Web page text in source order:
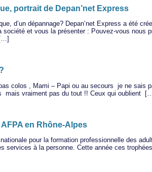
portrait de Depan’net Express
d’un dépannage? Depan’net Express a été
société et vous la présenter : Pouvez-vous
colos , Mami – Papi ou au secours je ne
mais vraiment pas du tout !! Ceux qui oublient
en Rhône-Alpes
pour la formation professionnelle des
services à la personne. Cette année ces